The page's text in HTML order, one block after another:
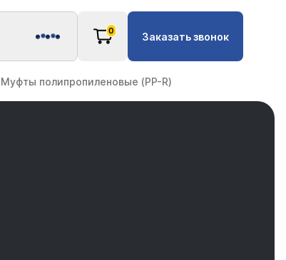
0 Заказать звонок
Муфты полипропиленовые (PP-R)